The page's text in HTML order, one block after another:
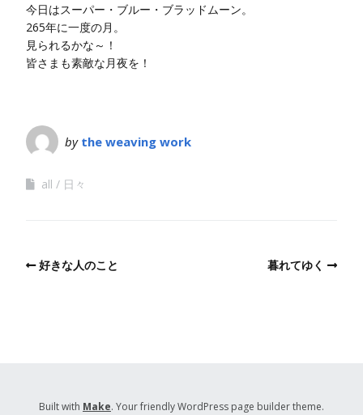
今日はスーパー・ブルー・ブラッドムーン。
265年に一度の月。
見られるかな～！
皆さまも素敵な月夜を！
by the weaving work
all 日々
好きな人のこと 暮れてゆく
Built with Make. Your friendly WordPress page builder theme.